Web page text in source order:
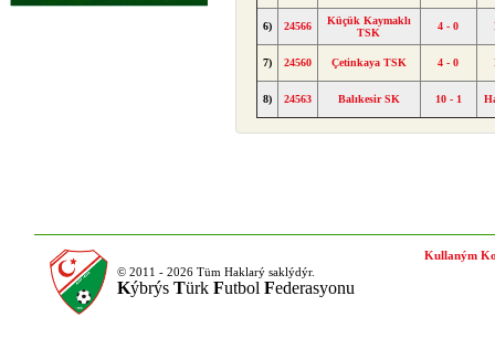
6) 24566
Küçük Kaymaklı
TSK
4 - 0
7) 24560 Çetinkaya TSK 4 - 0
8) 24563 Balıkesir SK 10 - 1
© 2011 - 2026 Tüm Haklarý saklýdýr.
Kýbrýs Türk Futbol Federasyonu
Kullaným